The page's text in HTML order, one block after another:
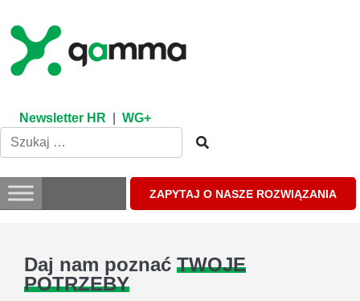
content
Newsletter HR WG+
ZAPYTAJ O NASZE ROZWIĄZANIA
Daj nam poznać TWOJE
POTRZEBY